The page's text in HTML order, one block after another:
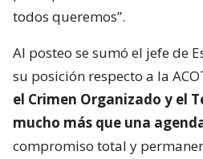
todos queremos”.
Al posteo se sumó el jefe de
su posición respecto a la
el Crimen Organizado y el
mucho más que una
compromiso total y